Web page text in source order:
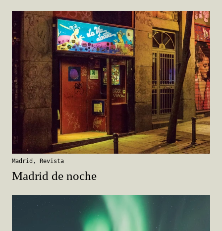
Madrid , Revista
Madrid de noche